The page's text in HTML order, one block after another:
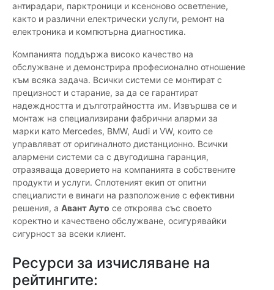
антирадари, парктроници и ксеноново осветление,
както и различни електрически услуги, ремонт на
електроника и компютърна диагностика.
Компанията поддържа високо качество на
обслужване и демонстрира професионално отношение
към всяка задача. Всички системи се монтират с
прецизност и старание, за да се гарантират
надеждността и дълготрайността им. Извършва се и
монтаж на специализирани фабрични аларми за
марки като Mercedes, BMW, Audi и VW, които се
управляват от оригиналното дистанционно. Всички
алармени системи са с двугодишна гаранция,
отразяваща доверието на компанията в собствените
продукти и услуги. Сплотеният екип от опитни
специалисти е винаги на разположение с ефективни
решения, а Авант Ауто се откроява със своето
коректно и качествено обслужване, осигурявайки
сигурност за всеки клиент.
Ресурси за изчисляване на
рейтингите: